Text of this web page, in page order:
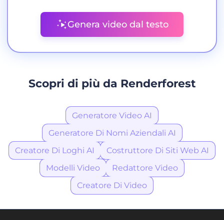
Genera video dal testo
Scopri di più da Renderforest
Generatore Video AI
Generatore Di Nomi Aziendali AI
Creatore Di Loghi AI
Costruttore Di Siti Web AI
Modelli Video
Redattore Video
Creatore Di Video